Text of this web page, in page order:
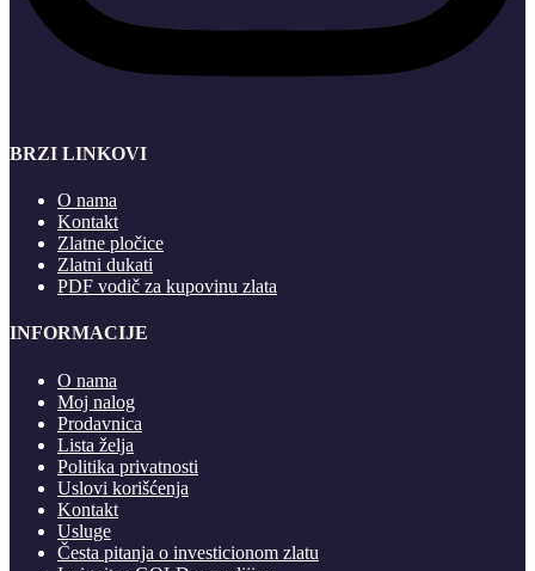
BRZI LINKOVI
O nama
Kontakt
Zlatne pločice
Zlatni dukati
PDF vodič za kupovinu zlata
INFORMACIJE
O nama
Moj nalog
Prodavnica
Lista želja
Politika privatnosti
Uslovi korišćenja
Kontakt
Usluge
Česta pitanja o investicionom zlatu